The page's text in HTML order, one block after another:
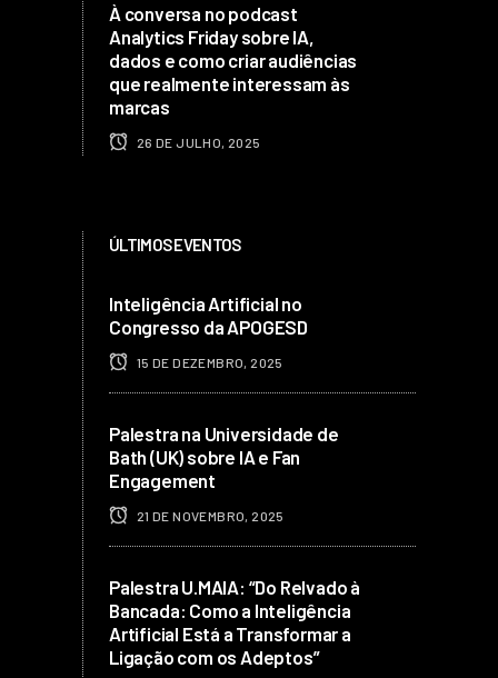
À conversa no podcast
Analytics Friday sobre IA,
dados e como criar audiências
que realmente interessam às
marcas
26 DE JULHO, 2025
ÚLTIMOS EVENTOS
Inteligência Artificial no
Congresso da APOGESD
15 DE DEZEMBRO, 2025
Palestra na Universidade de
Bath (UK) sobre IA e Fan
Engagement
21 DE NOVEMBRO, 2025
Palestra U.MAIA: “Do Relvado à
Bancada: Como a Inteligência
Artificial Está a Transformar a
Ligação com os Adeptos”